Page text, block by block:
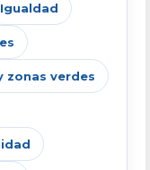
Igualdad
zonas verdes